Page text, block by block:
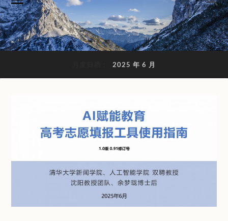
2025 年 6 月